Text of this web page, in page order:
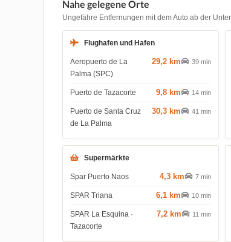
Nahe gelegene Orte
Ungefähre Entfernungen mit dem Auto ab der
Flughafen und Hafen
Aeropuerto de La
Palma (SPC)
29,2 km 39 min
Puerto de Tazacorte 9,8 km 14 min
Puerto de Santa Cruz
de La Palma
30,3 km 41 min
Supermärkte
Spar Puerto Naos 4,3 km 7 min
SPAR Triana 6,1 km 10 min
SPAR La Esquina ·
Tazacorte
7,2 km 11 min